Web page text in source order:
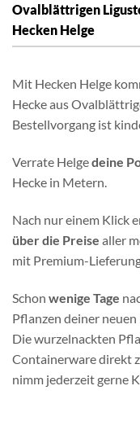
Ovalblättrigen
Hecken Helge
Mit Hecken Helge
Hecke aus
Bestellvorgang ist
Verrate Helgedeine
Hecke in Metern.
Nach nur einem Klick
über die Preise aller
mit Premium-
Schon wenige Tage
Pflanzen deiner
Die wurzelnackten
Containerware direkt
nimm jederzeit gerne